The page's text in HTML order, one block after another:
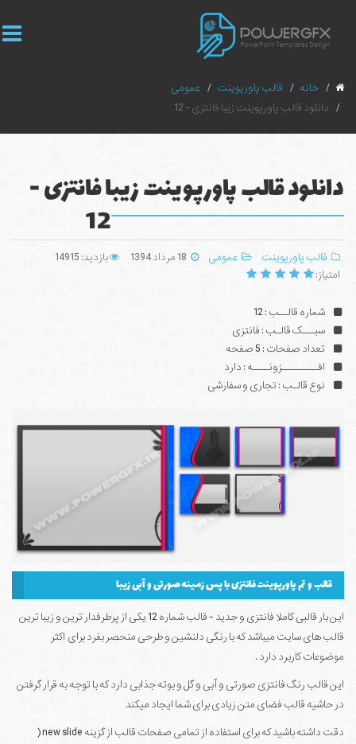
خانه قالب پاورپوینت
عمومی
دانلود قالب پاورپوینت زیبا فانتزی - 12
دانلود قالب پاورپوینت زیبا فانتزی -
12
قالب پاورپوینت عمومی 18 مرداد 1394
بازدید: 14915
امتیاز:
شماره قالــب : 12
سبـــک قالـب : فانتزی
تعداد صفحات : 5 صفحه
افـــــــــزونــــه : دارد
نوع قالـب : تجاری و سفارشی
قالب و تم پاورپوینت فانتزی با پس زمینه صورتی و آبی زیبا
این بار قالبی کاملا فانتزی و جدید - قالب شماره 12 یکی از پرطرفدار ترین و زیبا ترین
قالب های سایت میباشد که با رنگی دلنشین و طرحی منحصر بفرد برای اکثر
موضوعات کاربرد دارد .
این قالب رنگ فانتزی صورتی و آبی و گل و بوته جذابی دارد که با توجه به قرار گرفتن
در حاشیه قالب فضای متن زیادی برای شما ایجاد میکند
دقت داشته باشید که برای استفاده از تمامی صفحات قالب از گزینه new slide (